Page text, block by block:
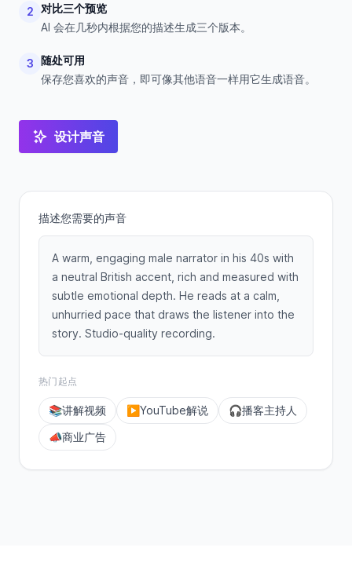
2
对比三个预览
AI 会在几秒内根据您的描述生成三个版本。
3 随处可用
保存您喜欢的声音，即可像其他语音一样用它生成语音。
设计声音
描述您需要的声音
A warm, engaging male narrator in his 40s with
a neutral British accent, rich and measured with
subtle emotional depth. He reads at a calm,
unhurried pace that draws the listener into the
story. Studio-quality recording.
热门起点
📚讲解视频 ▶️ YouTube解说 🎧播客主持人
📣商业广告